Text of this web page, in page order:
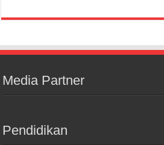
Media Partner
Pendidikan